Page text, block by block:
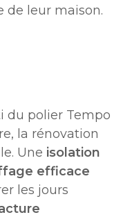
de leur maison.
du polier Tempo
la rénovation
Une isolation
efficace
les jours